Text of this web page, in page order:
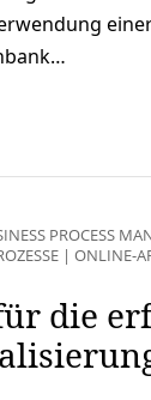
PROCESS
| ONLINE-
die